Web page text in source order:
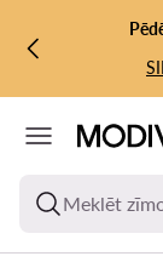
PĀRIET UZ
PĀRIET UZ
Meklēt